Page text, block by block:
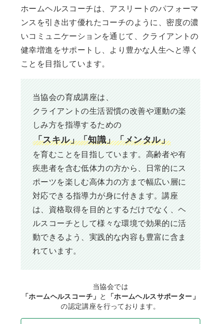
ホームヘルスコーチは、アスリートのパフォーマ
ンスを引き出す優れたコーチのように、密度の濃
いコミュニケーションを通じて、クライアントの
健幸増進をサポートし、より豊かな人生へと導く
ことを目指しています。
当協会の育成講座は、
クライアントの生活習慣の改善や運動の楽
しみ方を指導するための
「スキル」「知識」「メンタル」
を育むことを目指しています。高齢者や有
疾患者を含む低体力の方から、日常的にス
ポーツを楽しむ高体力の方まで幅広い層に
対応できる指導力が身に付きます。講座
は、資格取得を目的とするだけでなく、ヘ
ルスコーチとして様々な環境で効果的に活
動できるよう、実践的な内容も豊富に含ま
れています。
当協会では
「ホームヘルスコーチ」 と
「ホームヘルスサポーター」
の認定講座を行っております。